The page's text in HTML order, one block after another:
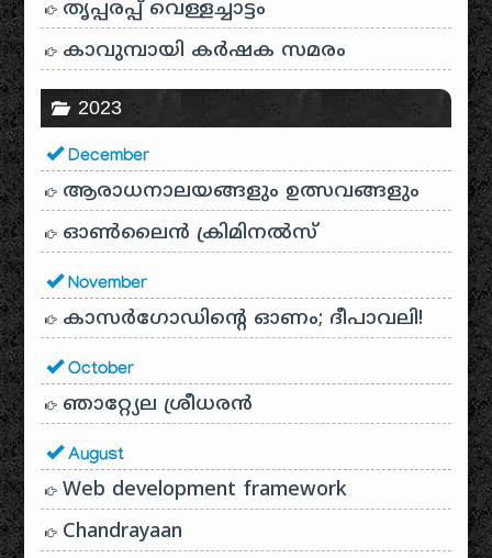
തൃപ്പരപ്പ് വെള്ളച്ചാട്ടം
കാവുമ്പായി കർഷക സമരം
2023
December
ആരാധനാലയങ്ങളും ഉത്സവങ്ങളും
ഓൺലൈൻ ക്രിമിനൽസ്
November
കാസർഗോഡിൻ്റെ ഓണം; ദീപാവലി!
October
ഞാറ്റ്യേല ശ്രീധരൻ
August
Web development framework
Chandrayaan